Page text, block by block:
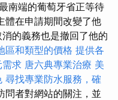
南端的葡萄牙省正等待
體在申請期間改變了他
的義務也是撤回了他的
區和類型的價格 提供各
需求 唐六典專業治療 美
尋找專業防水服務，確
問者對網站的關注，並